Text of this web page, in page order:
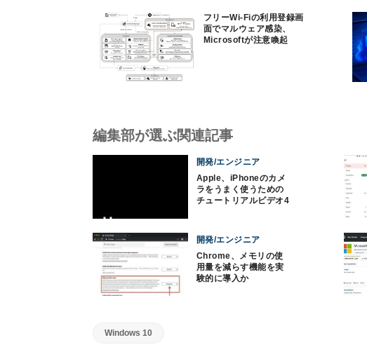
フリーWi-Fiの利用登録画
面でマルウェア感染、
Microsoftが注意喚起
編集部が選ぶ関連記事
開発/エンジニア
Apple、iPhoneのカメ
ラをうまく使うための
チュートリアルビデオ4
開発/エンジニア
Chrome、メモリの使
用量を減らす機能を実
験的に導入か
Windows 10